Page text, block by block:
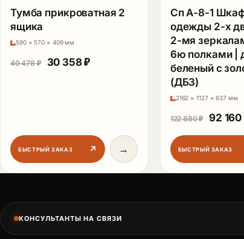
Тумба прикроватная 2
ящика
590 × 570 × 409 мм
40 478₽ Первоначальная цена составляла 40
30 358₽Текущая цена: 30 358 ₽.
БЫСТРЫЙ ЗАКАЗ ↗ →
Сп А-8-1
одежды 2-х
2-мя
6ю полками |
беленый с
(ДБЗ)
2162 × 1127 × 637 мм
122 880₽ 92 160
БЫСТРЫЙ ЗАКАЗ
КОНСУЛЬТАНТЫ НА СВЯЗИ